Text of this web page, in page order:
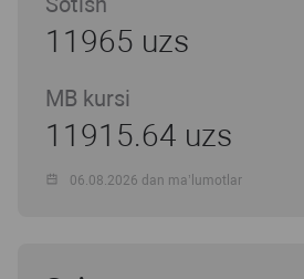
11965 uzs
MB kursi
11915.64 uzs
06.08.2026 dan ma’lumotlar